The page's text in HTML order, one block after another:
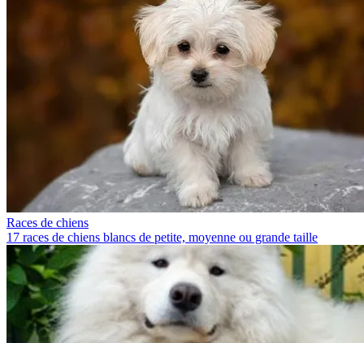
Races de chiens
17 races de chiens blancs de petite, moyenne ou grande taille